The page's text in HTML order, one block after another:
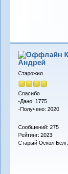
Андрей
Старожил
Спасибо
-Дано: 1775
-Получено: 2020
Сообщений: 275
Рейтинг: 2023
Старый Оскол